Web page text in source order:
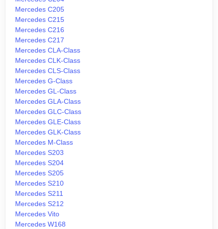
Mercedes C205
Mercedes C215
Mercedes C216
Mercedes C217
Mercedes CLA-Class
Mercedes CLK-Class
Mercedes CLS-Class
Mercedes G-Class
Mercedes GL-Class
Mercedes GLA-Class
Mercedes GLC-Class
Mercedes GLE-Class
Mercedes GLK-Class
Mercedes M-Class
Mercedes S203
Mercedes S204
Mercedes S205
Mercedes S210
Mercedes S211
Mercedes S212
Mercedes Vito
Mercedes W168